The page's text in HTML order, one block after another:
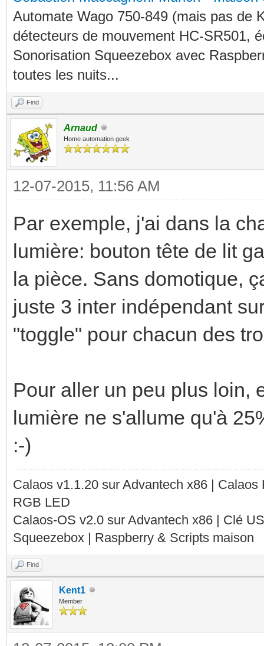
Automate Wago 750-849 (mais pas de
détecteurs de mouvement HC-SR501,
Sonorisation Squeezebox avec
toutes les nuits...
Find
Arnaud
Home automation geek
12-07-2015, 11:56 AM
Par exemple, j'ai dans la
lumière: bouton tête de lit
la pièce. Sans domotique,
juste 3 inter indépendant
"toggle" pour chacun des
Pour aller un peu plus loin,
lumière ne s'allume qu'à
:-)
Calaos v1.1.20 sur Advantech x86 |
RGB LED
Calaos-OS v2.0 sur Advantech x86 | Clé
Squeezebox | Raspberry & Scripts maison
Find
Kent1
Member